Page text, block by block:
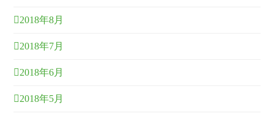
2018年8月
2018年7月
2018年6月
2018年5月